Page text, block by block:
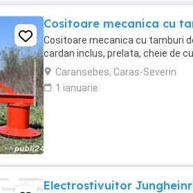
Cositoare mecanica cu
Cositoare mecanica cu tamburi
cardan inclus, prelata, cheie de
Caransebes, Caras-Severin
1 ianuarie
Electrostivuitor